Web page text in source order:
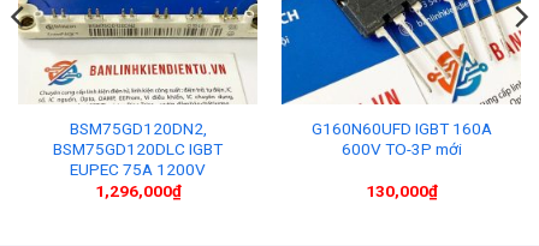
BSM75GD120DN2,
BSM75GD120DLC IGBT
EUPEC 75A 1200V
1,296,000₫
G160N60UFD IGBT 160A
600V TO-3P mới
130,000₫